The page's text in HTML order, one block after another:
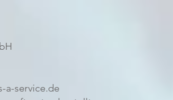
a-service.de